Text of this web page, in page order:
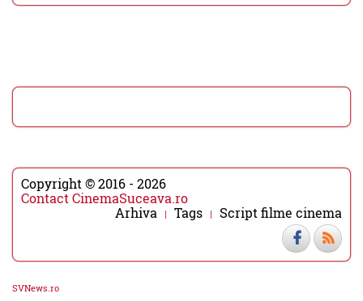
Copyright © 2016 - 2026
Contact CinemaSuceava.ro
Arhiva
Tags Script filme cinema
SVNews.ro